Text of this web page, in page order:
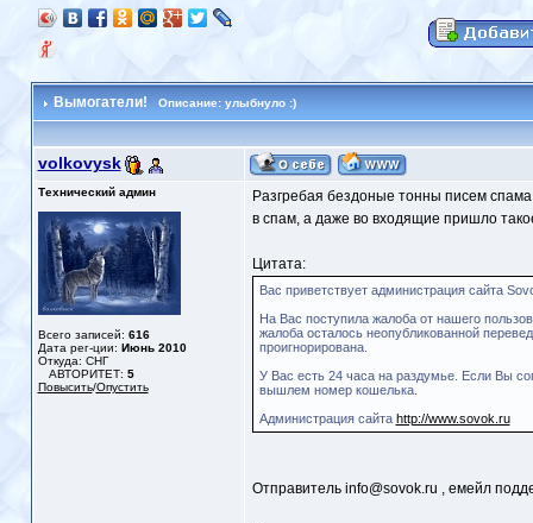
Вымогатели! Описание: улыбнуло :)
volkovysk
Технический админ
Всего записей: 616
Дата рег-ции: Июнь 2010
Откуда: СНГ
АВТОРИТЕТ: 5
Повысить/Опустить
Разгребая бездоные тонны писем
в спам, а даже во входящие пришло
Цитата:
Вас приветствует администрация сайта
На Вас поступила жалоба от нашего
жалоба осталось неопубликованной
проигнорирована.
У Вас есть 24 часа на раздумье. Если Вы
вышлем номер кошелька.
Администрация сайта http://www.sovok.ru
Отправитель info@sovok.ru , емейл